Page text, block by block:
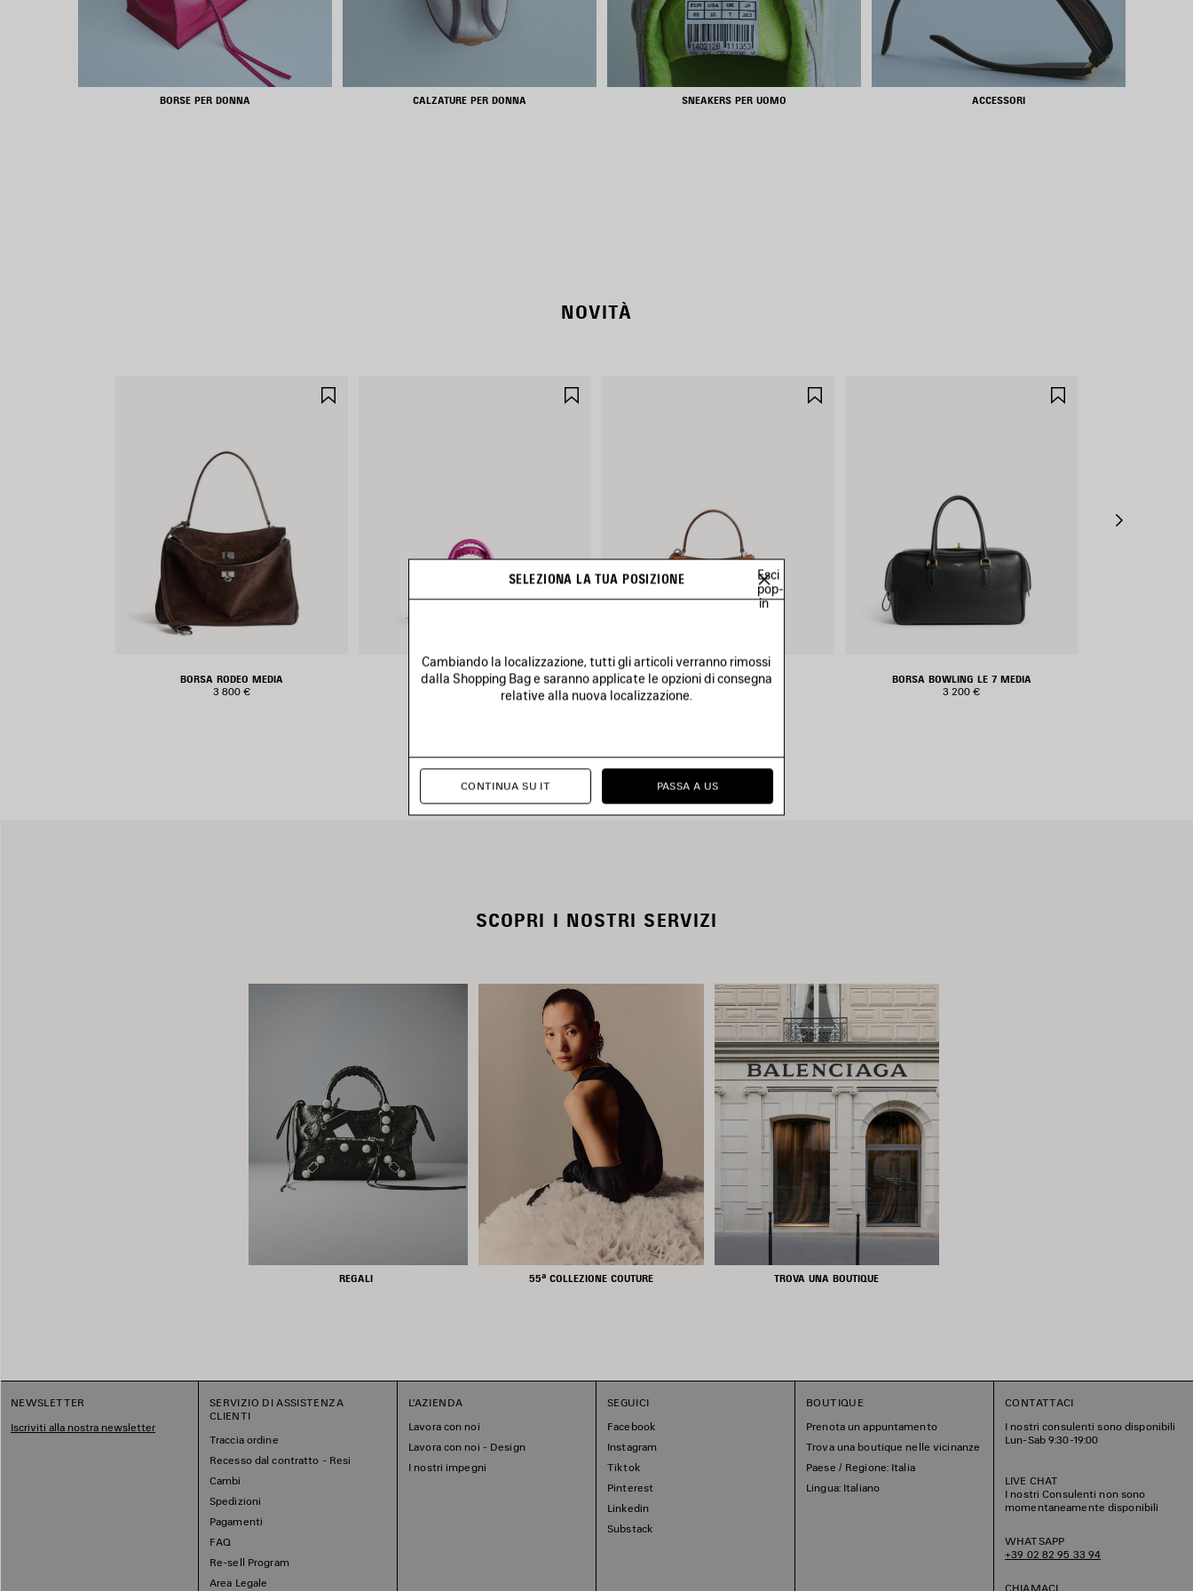
BORSE PER DONNA CALZATURE PER DONNA SNEAKERS PER UOMO ACCESSORI
NOVITÀ
BORSA RODEO MEDIA
3 800 €
BORSA LE CITY MINI
BORSA RODEO MINI
BORSA BOWLING LE 7 MEDIA
3 200 €
SCOPRI I NOSTRI SERVIZI
REGALI 55ª COLLEZIONE COUTURE TROVA UNA BOUTIQUE
NEWSLETTER
Iscriviti alla nostra newsletter
SERVIZIO DI ASSISTENZA
CLIENTI
Traccia ordine
Recesso dal contratto - Resi
Cambi
Spedizioni
Pagamenti
FAQ
Re-sell Program
Area Legale
L'AZIENDA
Lavora con noi
Lavora con noi - Design
I nostri impegni
SEGUICI
Facebook
Instagram
Tiktok
Pinterest
Linkedin
Substack
BOUTIQUE
Prenota un appuntamento
Trova una boutique nelle vicinanze
Paese / Regione: Italia
Lingua: Italiano
CONTATTACI
I nostri consulenti sono disponibili
Lun-Sab 9:30-19:00
LIVE CHAT
I nostri Consulenti non sono
momentaneamente disponibili
WHATSAPP
+39 02 82 95 33 94
CHIAMACI
SELEZIONA LA TUA POSIZIONE
Esci
pop-
in
Cambiando la localizzazione, tutti gli articoli verranno rimossi
dalla Shopping Bag e saranno applicate le opzioni di consegna
relative alla nuova localizzazione.
CONTINUA SU IT PASSA A US